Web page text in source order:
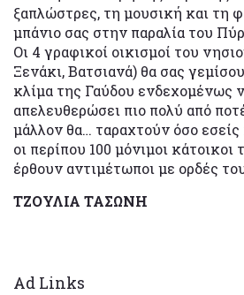
ξαπλώστρες, τη μουσική και τη
μπάνιο σας στην παραλία του
Οι 4 γραφικοί οικισμοί του
Ξενάκι, Βατσιανά) θα σας
κλίμα της Γαύδου ενδεχομένως
απελευθερώσει πιο πολύ από
μάλλον θα… ταραχτούν όσο εσείς
οι περίπου 100 μόνιμοι
έρθουν αντιμέτωποι με ορδές
ΤΖΟΥΛΙΑ ΤΑΣΩΝΗ
Ad Links